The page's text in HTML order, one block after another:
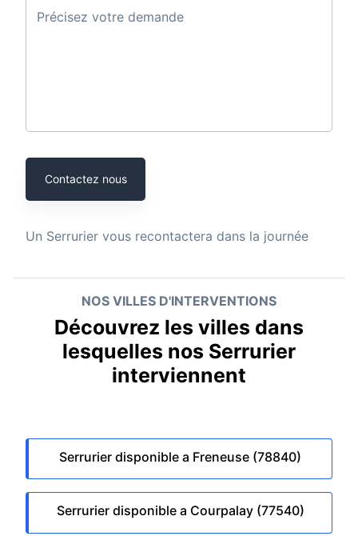
Précisez votre demande
Contactez nous
Un Serrurier vous recontactera dans la journée
NOS VILLES D'INTERVENTIONS
Découvrez les villes dans
lesquelles nos Serrurier
interviennent
Serrurier disponible a Freneuse (78840)
Serrurier disponible a Courpalay (77540)